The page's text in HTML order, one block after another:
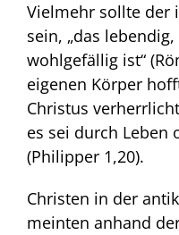
Vielmehr sollte der
sein, „das
wohlgefällig ist“
eigenen Körper
Christus
es sei durch Leben
(Philipper 1,20).
Christen in der
meinten anhand